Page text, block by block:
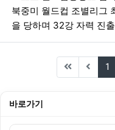
북중미 월드컵 조별리그
을 당하며 32강 자력 진
1
바로가기